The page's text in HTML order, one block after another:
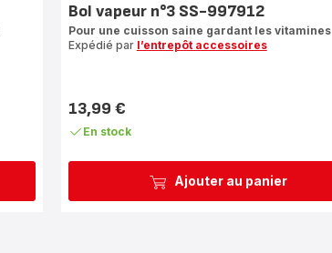
Ajouter au panier
Bol vapeur n°3 SS-997912
Pour une cuisson saine gardant les vitamines
Expédié par l’entrepôt accessoires
Prix
13,99 €
En stock